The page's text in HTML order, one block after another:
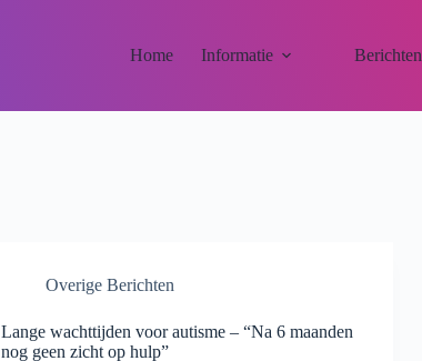
Home Informatie Berichten
Overige Berichten
Lange wachttijden voor autisme – “Na 6 maanden
nog geen zicht op hulp”